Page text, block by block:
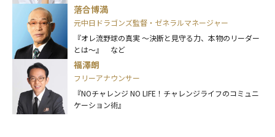
落合博満
元中日ドラゴンズ監督・ゼネラルマネージャー
『オレ流野球の真実 ～決断と見守る力、本物のリーダー
とは～』 など
福澤朗
フリーアナウンサー
『NOチャレンジ NO LIFE！チャレンジライフのコミュニ
ケーション術』